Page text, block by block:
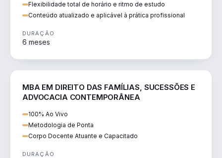
Flexibilidade total de horário e ritmo de estudo
Conteúdo atualizado e aplicável à prática profissional
DURAÇÃO
6 meses
MBA EM DIREITO DAS FAMÍLIAS, SUCESSÕES E
ADVOCACIA CONTEMPORÂNEA
100% Ao Vivo
Metodologia de Ponta
Corpo Docente Atuante e Capacitado
DURAÇÃO